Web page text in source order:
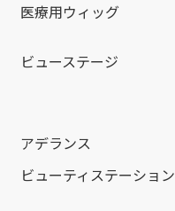
医療用ウィッグ
ビューステージ
アデランス
ビューティステーション